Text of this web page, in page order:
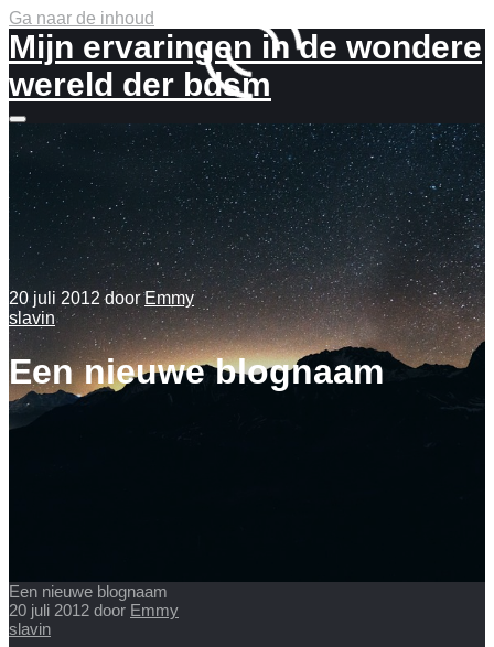
Ga naar de inhoud
Mijn ervaringen in de wondere
wereld der bdsm
Meer
info
20 juli 2012doorEmmy
slavin
Een nieuwe blognaam
Een nieuwe blognaam
20 juli 2012 door Emmy
slavin